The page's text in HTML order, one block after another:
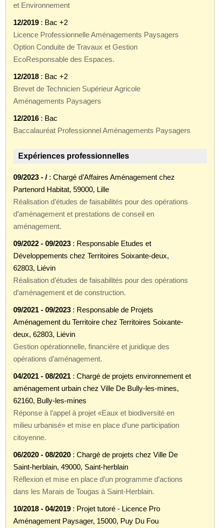
et Environnement
12/2019 : Bac +2
Licence Professionnelle Aménagements Paysagers
Option Conduite de Travaux et Gestion
EcoResponsable des Espaces.
12/2018 : Bac +2
Brevet de Technicien Supérieur Agricole
Aménagements Paysagers
12/2016 : Bac
Baccalauréat Professionnel Aménagements Paysagers
Expériences professionnelles
09/2023 - / : Chargé d’Affaires Aménagement chez
Partenord Habitat, 59000, Lille
Réalisation d’études de faisabilités pour des opérations
d’aménagement et prestations de conseil en
aménagement.
09/2022 - 09/2023 : Responsable Etudes et
Développements chez Territoires Soixante-deux,
62803, Liévin
Réalisation d’études de faisabilités pour des opérations
d’aménagement et de construction.
09/2021 - 09/2023 : Responsable de Projets
Aménagement du Territoire chez Territoires Soixante-
deux, 62803, Liévin
Gestion opérationnelle, financière et juridique des
opérations d’aménagement.
04/2021 - 08/2021 : Chargé de projets environnement et
aménagement urbain chez Ville De Bully-les-mines,
62160, Bully-les-mines
Réponse à l’appel à projet «Eaux et biodiversité en
milieu urbanisé» et mise en place d’une participation
citoyenne.
06/2020 - 08/2020 : Chargé de projets chez Ville De
Saint-herblain, 49000, Saint-herblain
Réflexion et mise en place d’un programme d’actions
dans les Marais de Tougas à Saint-Herblain.
10/2018 - 04/2019 : Projet tutoré - Licence Pro
Aménagement Paysager, 15000, Puy Du Fou